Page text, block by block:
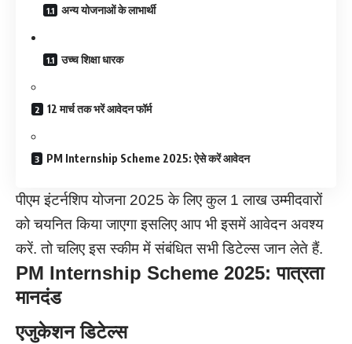
अन्य योजनाओं के लाभार्थी
उच्च शिक्षा धारक
12 मार्च तक भरें आवेदन फॉर्म
PM Internship Scheme 2025: ऐसे करें आवेदन
पीएम इंटर्नशिप योजना 2025 के लिए कुल 1 लाख उम्मीदवारों
को चयनित किया जाएगा इसलिए आप भी इसमें आवेदन अवश्य
करें. तो चलिए इस स्कीम में संबंधित सभी डिटेल्स जान लेते हैं.
PM Internship Scheme 2025: पात्रता
मानदंड
एजुकेशन डिटेल्स